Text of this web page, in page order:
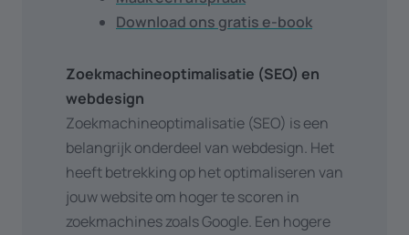
Download ons gratis e-book
Zoekmachineoptimalisatie (SEO) en
webdesign
Zoekmachineoptimalisatie (SEO) is een
belangrijk onderdeel van webdesign. Het
heeft betrekking op het optimaliseren van
jouw website om hoger te scoren in
zoekmachines zoals Google. Een hogere